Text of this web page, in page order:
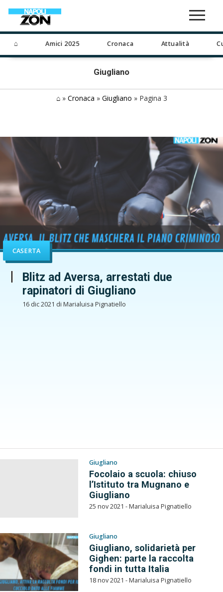
⌂ Amici 2025 Cronaca Attualità
Giugliano
⌂» Cronaca » Giugliano » Pagina 3
CASERTA
Blitz ad Aversa, arrestati due
rapinatori di Giugliano
16 dic 2021 di Marialuisa Pignatiello
Giugliano
Focolaio a scuola: chiuso
l’Istituto tra Mugnano e
Giugliano
25 nov 2021 - Marialuisa Pignatiello
Giugliano
Giugliano, solidarietà per
Gighen: parte la raccolta
fondi in tutta Italia
18 nov 2021 - Marialuisa Pignatiello